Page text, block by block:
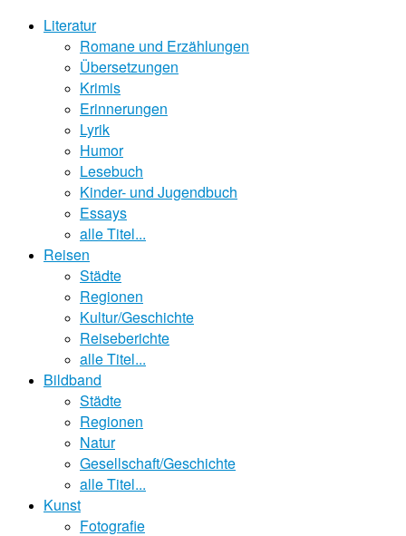
Literatur
Romane und Erzählungen
Übersetzungen
Krimis
Erinnerungen
Lyrik
Humor
Lesebuch
Kinder- und Jugendbuch
Essays
alle Titel...
Reisen
Städte
Regionen
Kultur/Geschichte
Reiseberichte
alle Titel...
Bildband
Städte
Regionen
Natur
Gesellschaft/Geschichte
alle Titel...
Kunst
Fotografie